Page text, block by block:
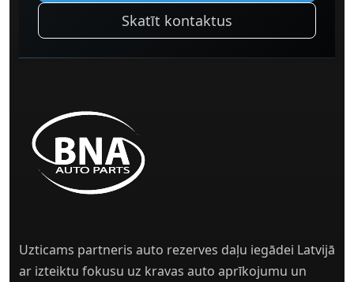
Skatīt kontaktus
Uzticams partneris auto rezerves daļu iegādei Latvijā
ar izteiktu fokusu uz kravas auto aprīkojumu un